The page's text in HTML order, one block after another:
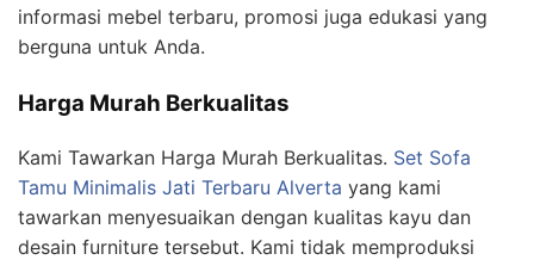
informasi mebel terbaru, promosi juga edukasi yang
berguna untuk Anda.
Harga Murah Berkualitas
Kami Tawarkan Harga Murah Berkualitas. Set Sofa
Tamu Minimalis Jati Terbaru Alverta yang kami
tawarkan menyesuaikan dengan kualitas kayu dan
desain furniture tersebut. Kami tidak memproduksi